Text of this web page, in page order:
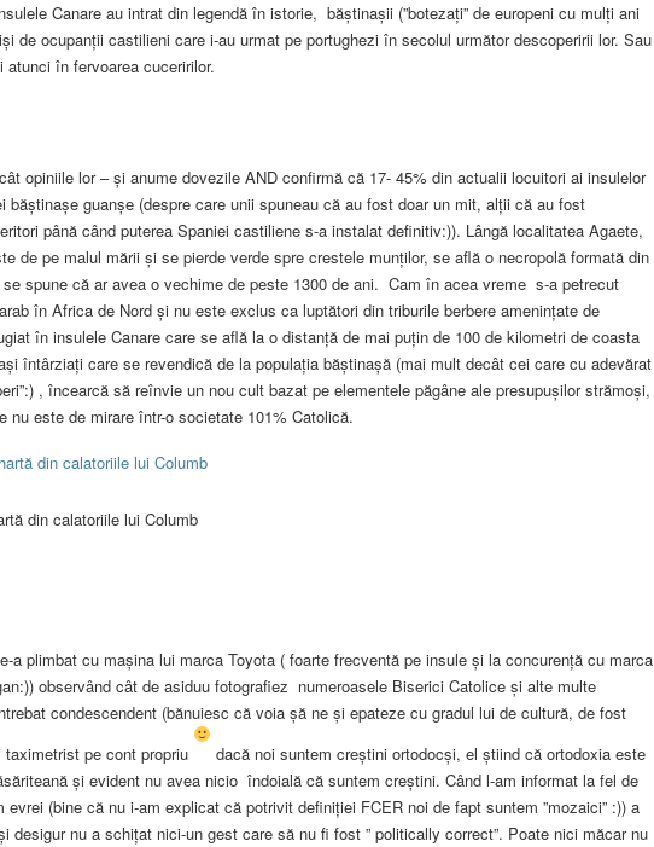
Canare au intrat din legendă în istorie, băștinașii (”botezați” de europeni cu mulți ani
de ocupanții castilieni care i-au urmat pe portughezi în secolul următor descoperirii lor. Sau
în fervoarea cuceririlor.
opiniile lor – și anume dovezile AND confirmă că 17- 45% din actualii locuitori ai insulelor
băștinașe guanșe (despre care unii spuneau că au fost doar un mit, alții că au fost
până când puterea Spaniei castiliene s-a instalat definitiv:)). Lângă localitatea Agaete,
de pe malul mării și se pierde verde spre crestele munților, se află o necropolă formată din
spune că ar avea o vechime de peste 1300 de ani. Cam în acea vreme s-a petrecut
în Africa de Nord și nu este exclus ca luptători din triburile berbere amenințate de
în insulele Canare care se află la o distanță de mai puțin de 100 de kilometri de coasta
întârziați care se revendică de la populația băștinașă (mai mult decât cei care cu adevărat
, încearcă să reînvie un nou cult bazat pe elementele păgâne ale presupușilor strămoși,
nu este de mirare într-o societate 101% Catolică.
din calatoriile lui Columb
a plimbat cu mașina lui marca Toyota ( foarte frecventă pe insule și la concurență cu marca
observând cât de asiduu fotografiez numeroasele Biserici Catolice și alte multe
condescendent (bănuiesc că voia șă ne și epateze cu gradul lui de cultură, de fost
pe cont propriu
dacă noi suntem creștini ortodocși, el știind că ortodoxia este
și evident nu avea nicio îndoială că suntem creștini. Când l-am informat la fel de
(bine că nu i-am explicat că potrivit definiției FCER noi de fapt suntem ”mozaici” :)) a
desigur nu a schițat nici-un gest care să nu fi fost ” politically correct”. Poate nici măcar nu